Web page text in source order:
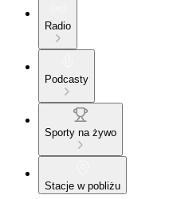
Radio
Podcasty
Sporty na żywo
Stacje w pobliżu